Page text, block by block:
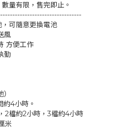
量有限，售完即止。
可隨意更換電池
風
方便工作
勤
約4小時。
2檔約2小時，3檔約4小時
米